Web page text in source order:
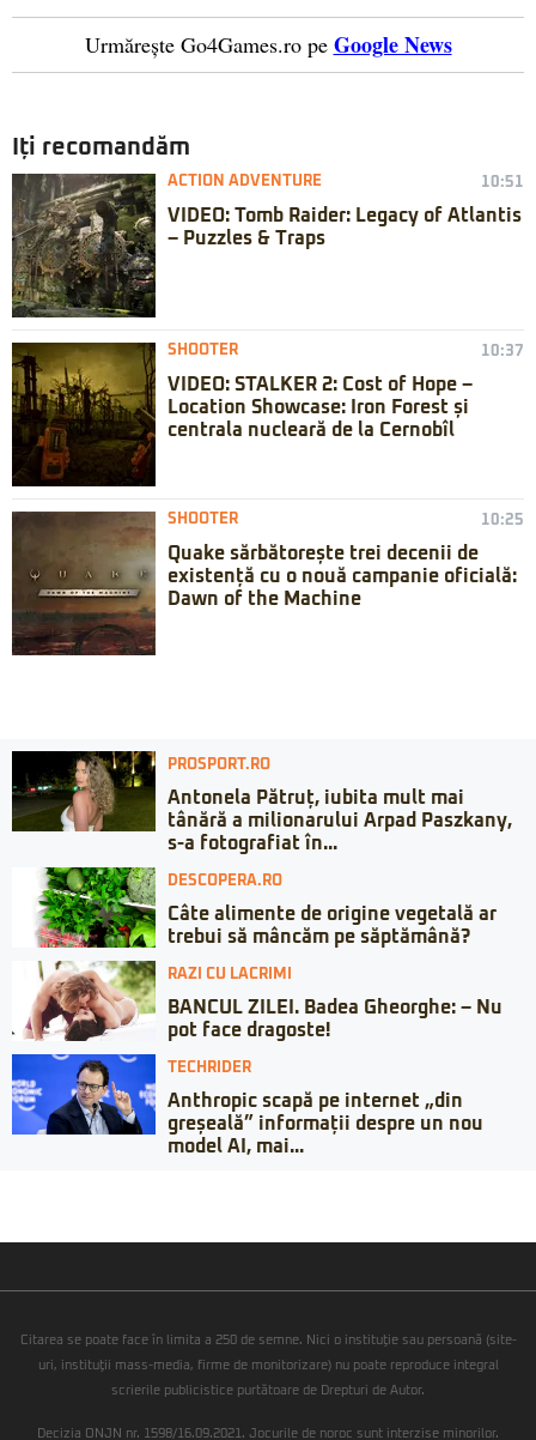
Urmărește Go4Games.ro pe Google News
Iți recomandăm
ACTION ADVENTURE 10:51
VIDEO: Tomb Raider: Legacy of Atlantis
– Puzzles & Traps
SHOOTER 10:37
VIDEO: STALKER 2: Cost of Hope –
Location Showcase: Iron Forest și
centrala nucleară de la Cernobîl
SHOOTER 10:25
Quake sărbătorește trei decenii de
existență cu o nouă campanie oficială:
Dawn of the Machine
PROSPORT.RO
Antonela Pătruț, iubita mult mai
tânără a milionarului Arpad Paszkany,
s-a fotografiat în...
DESCOPERA.RO
Câte alimente de origine vegetală ar
trebui să mâncăm pe săptămână?
RAZI CU LACRIMI
BANCUL ZILEI. Badea Gheorghe: – Nu
pot face dragoste!
TECHRIDER
Anthropic scapă pe internet „din
greșeală” informații despre un nou
model AI, mai...
Citarea se poate face în limita a 250 de semne. Nici o instituţie sau persoană (site-
uri, instituţii mass-media, firme de monitorizare) nu poate reproduce integral
scrierile publicistice purtătoare de Drepturi de Autor.
Decizia ONJN nr. 1598/16.09.2021. Jocurile de noroc sunt interzise minorilor.